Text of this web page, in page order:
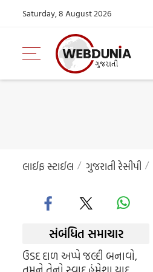
Saturday, 8 August 2026
લાઈફ સ્ટાઈલ ગુજરાતી રેસીપી
સંબંધિત સમાચાર
ઉડદ દાળ અપ્પે જલ્દી બનાવો,